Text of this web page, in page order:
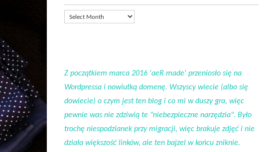
Z początkiem marca 2016 'aeR made' przeniosło się na
Wordpressa i nowiutką domenę. Wszyscy wiecie (albo się
dowiecie) o czym jest ten blog i co mi w duszy gra, więc
pewnie was nie zdziwią te "niebezpieczne narzędzia". Było
trochę niespodzianek przy migracji, więc brakuje zdjęć i nie
działa większość linków, ale ten bajzel w końcu zniknie.